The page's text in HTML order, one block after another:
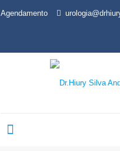
Agendamento